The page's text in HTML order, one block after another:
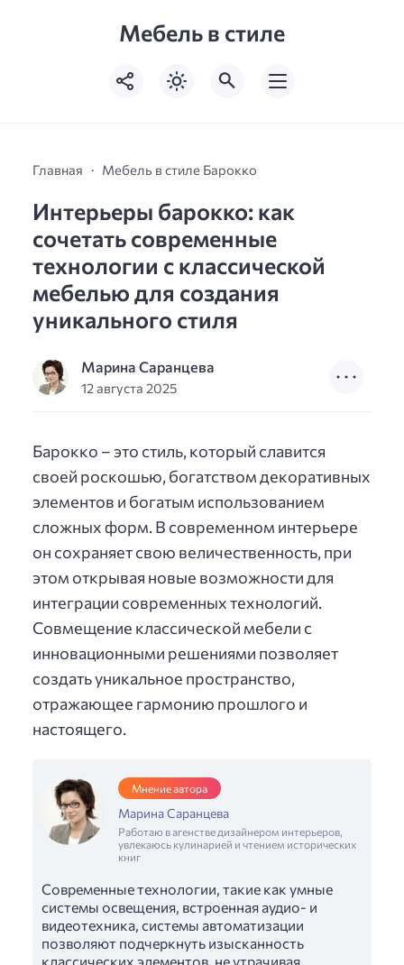
Мебель в стиле
Главная Мебель в стиле Барокко
Интерьеры барокко: как
сочетать современные
технологии с классической
мебелью для создания
уникального стиля
Марина Саранцева
12 августа 2025
Барокко – это стиль, который славится
своей роскошью, богатством декоративных
элементов и богатым использованием
сложных форм. В современном интерьере
он сохраняет свою величественность, при
этом открывая новые возможности для
интеграции современных технологий.
Совмещение классической мебели с
инновационными решениями позволяет
создать уникальное пространство,
отражающее гармонию прошлого и
настоящего.
Мнение автора
Марина Саранцева
Работаю в агенстве дизайнером интерьеров,
увлекаюсь кулинарией и чтением исторических
книг
Современные технологии, такие как умные
системы освещения, встроенная аудио- и
видеотехника, системы автоматизации
позволяют подчеркнуть изысканность
классических элементов, не утрачивая